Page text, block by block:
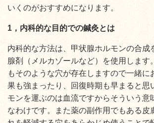
いくのがおすすめになります。
1，内科的な目的での鍼灸とは
内科的な方法は、甲状腺ホルモンの合成
腺剤（メルカゾールなど）を使用します
もそのような穴が存在しますので一緒に
果も強まったり、回復時期も早まると思
モンを運ぶのは血流ですからそういう意
なわけです。また薬の副作用でもある皮